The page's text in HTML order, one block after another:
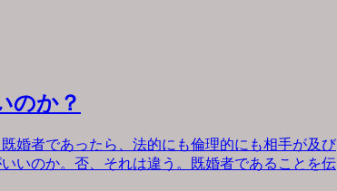
のか？
婚者であったら、法的にも倫理的にも相手が及び
いのか。否、それは違う。既婚者であることを伝